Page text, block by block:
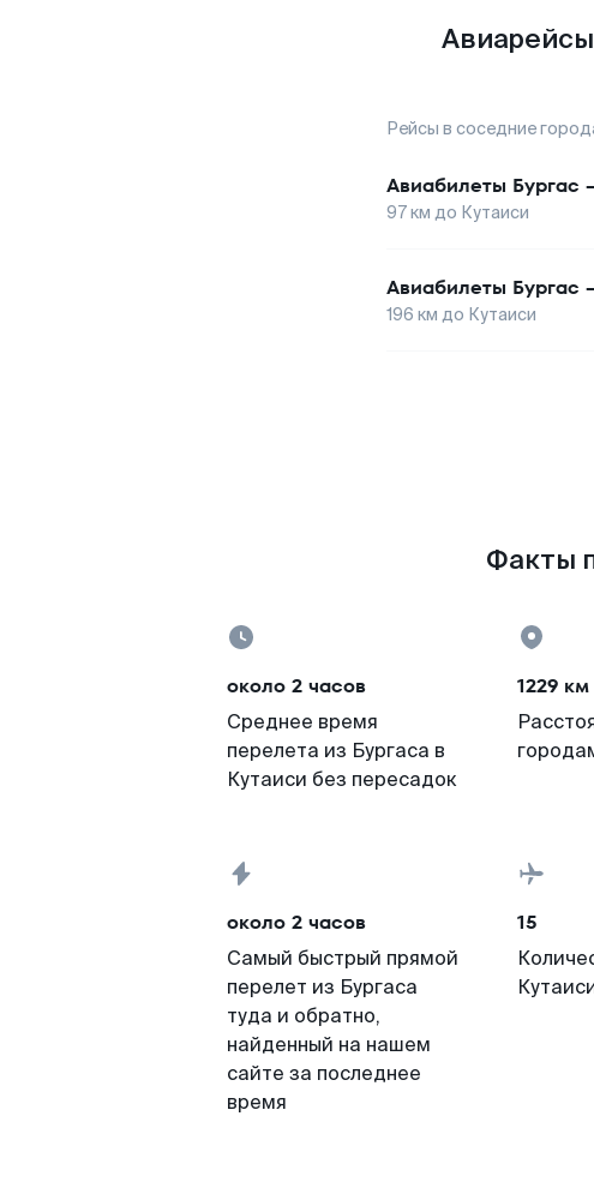
Рейсы в соседние
Авиабилеты Бургас
97км до Кутаиси
Авиабилеты Бургас
196 км до Кутаиси
Факты
около 2 часов
Среднее время
перелета из Бургаса в
Кутаиси без пересадок
1229 км
около 2 часов
Самый быстрый прямой
перелет из Бургаса
туда и обратно,
найденный на нашем
сайте за последнее
время
15